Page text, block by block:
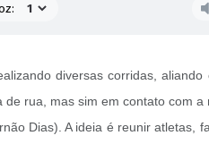
diversas corridas,
rua, mas sim em contato com a
Dias). A ideia é reunir atletas,